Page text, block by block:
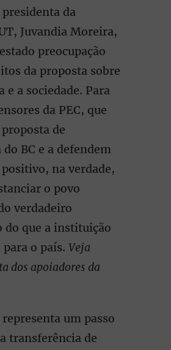
da
Juvandia Moreira,
preocupação
da proposta sobre
e a sociedade. Para
da PEC, que
de
BC e a defendem
na verdade,
o povo
verdadeiro
do que a instituição
o país. Veja
dos apoiadores da
representa um passo
transferência de